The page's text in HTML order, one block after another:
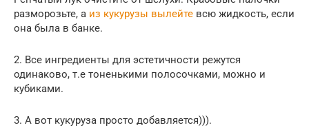
разморозьте, а из кукурузы вылейте всю жидкость, если
она была в банке.
2. Все ингредиенты для эстетичности режутся
одинаково, т.е тоненькими полосочками, можно и
кубиками.
3. А вот кукуруза просто добавляется))).